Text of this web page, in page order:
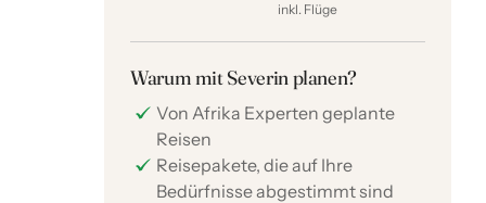
inkl. Flüge
Warum mit Severin planen?
Von Afrika Experten geplante
Reisen
Reisepakete, die auf Ihre
Bedürfnisse abgestimmt sind